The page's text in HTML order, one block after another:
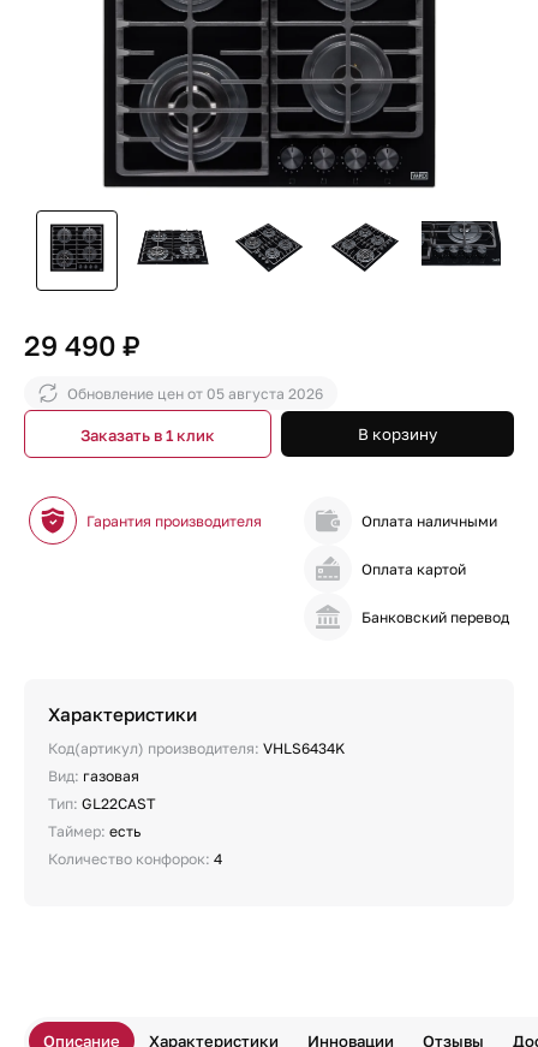
29 490 ₽
Обновление цен от 05 августа 2026
В корзину
Заказать в 1 клик
Гарантия производителя Оплата наличными
Оплата картой
Банковский перевод
Характеристики
Код(артикул) производителя: VHLS6434K
Вид: газовая
Тип: GL22CAST
Таймер: есть
Количество конфорок: 4
Описание Характеристики Инновации Отзывы